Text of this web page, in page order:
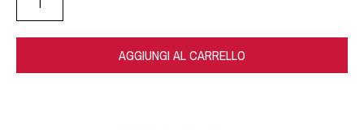
AGGIUNGI AL CARRELLO